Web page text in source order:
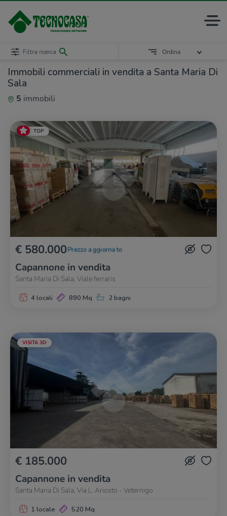
Immobili commerciali in vendita a Santa Maria Di
Sala
5 immobili
Filtra ricerca Ordina
TOP
€ 580.000Prezzo aggiornato
Capannone in vendita
Santa Maria Di Sala, Viale ferraris
4 locali 890 Mq 2 bagni
VISITA 3D
€ 185.000
Capannone in vendita
Santa Maria Di Sala, Via L. Ariosto - Veternigo
1 locale 520 Mq